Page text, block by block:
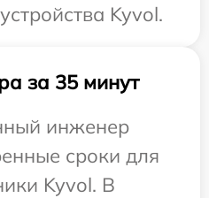
Kyvol.
за 35 минут
инженер
сроки для
Kyvol. В